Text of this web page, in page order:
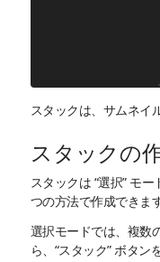
スタックは、サムネイ
スタックの
スタックは “選択” モ
つの方法で作成できます
選択モードでは、複数
ら、“スタック” ボタン